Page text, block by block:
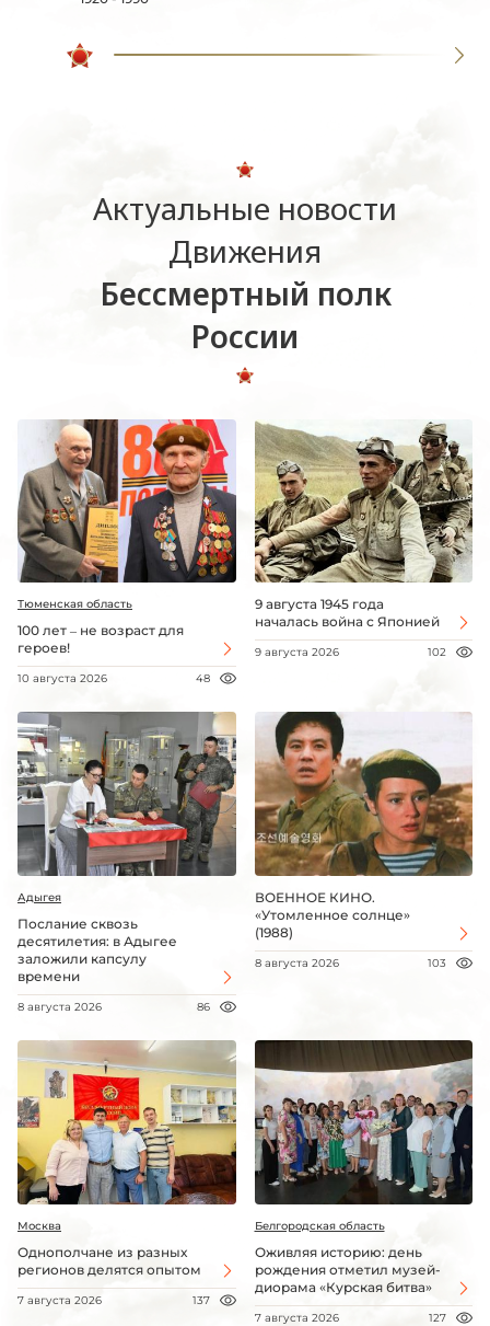
Актуальные новости
Движения
Бессмертный полк
России
Тюменская область
100 лет – не возраст для
героев!
10 августа 2026 48
9 августа 1945 года
началась война с Японией
9 августа 2026 102
Адыгея
Послание сквозь
десятилетия: в Адыгее
заложили капсулу
времени
8 августа 2026 86
ВОЕННОЕ КИНО.
«Утомленное солнце»
(1988)
8 августа 2026 103
Москва
Однополчане из разных
регионов делятся опытом
7 августа 2026 137
Белгородская область
Оживляя историю: день
рождения отметил музей-
диорама «Курская битва»
7 августа 2026 127